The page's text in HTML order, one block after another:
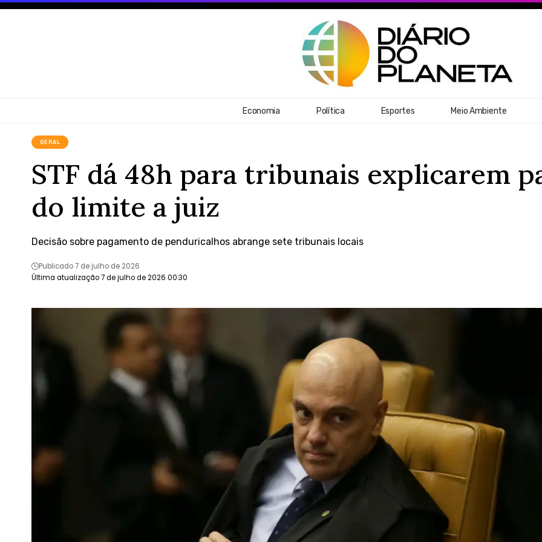
Economia Política Esportes Meio Ambiente
GERAL
STF dá 48h para tribunais explicarem
do limite a juiz
Decisão sobre pagamento de penduricalhos abrange sete tribunais locais
Última atualização 7 de julho de 2026 00:30
Publicado 7 de julho de 2026